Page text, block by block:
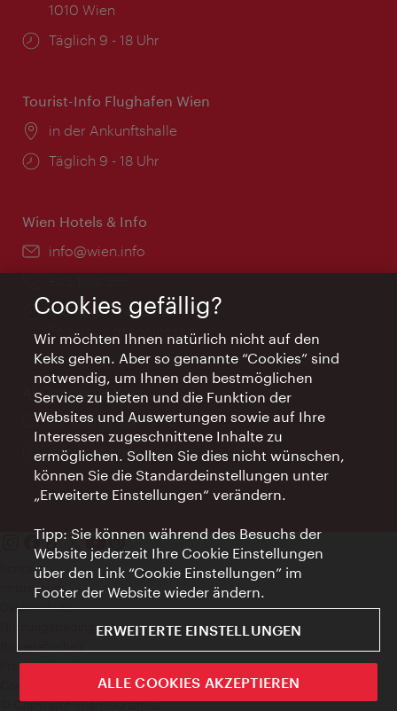
1010 Wien
Öffnungszeiten:
Täglich 9 - 18 Uhr
Tourist-Info Flughafen Wien
Ort:
in der Ankunftshalle
Öffnungszeiten:
Täglich 9 - 18 Uhr
Wien Hotels & Info
Email:
info@wien.info
Öffnungszeiten:
Montag - Freitag 9 – 17 Uhr
Feiertags geschlossen
AI Concierge Wien
Ort:
concierge.wien.info
Öffnungszeiten:
Informationen rund um die Uhr
Kontakt
Impressum
Datenschutz
Nutzungsbedingungen
Presse-Kontakt
Cookie Einstellungen
© Copyright WienTourismus
Cookies gefällig?
Wir möchten Ihnen natürlich nicht auf den
Keks gehen. Aber so genannte “Cookies” sind
notwendig, um Ihnen den bestmöglichen
Service zu bieten und die Funktion der
Websites und Auswertungen sowie auf Ihre
Interessen zugeschnittene Inhalte zu
ermöglichen. Sollten Sie dies nicht wünschen,
können Sie die Standardeinstellungen unter
„Erweiterte Einstellungen“ verändern.
Tipp: Sie können während des Besuchs der
Website jederzeit Ihre Cookie Einstellungen
über den Link “Cookie Einstellungen” im
Footer der Website wieder ändern.
ERWEITERTE EINSTELLUNGEN
ALLE COOKIES AKZEPTIEREN